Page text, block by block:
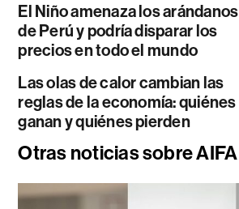
El Niño amenaza los arándanos
de Perú y podría disparar los
precios en todo el mundo
Las olas de calor cambian las
reglas de la economía: quiénes
ganan y quiénes pierden
Otras noticias sobre AIFA